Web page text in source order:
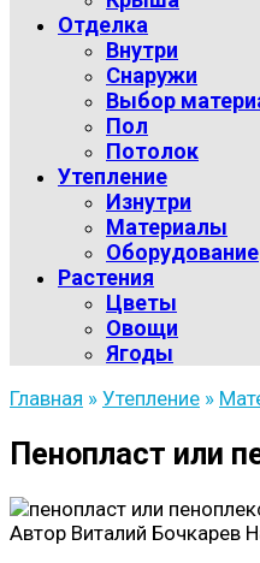
Отделка
Внутри
Снаружи
Выбор
Пол
Потолок
Утепление
Изнутри
Материалы
Оборудование
Растения
Цветы
Овощи
Ягоды
Главная » Утепление »
Пенопласт или
Автор Виталий Бочкарев